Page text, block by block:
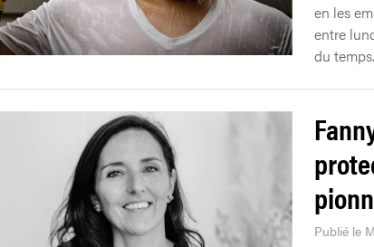
en les
entre
du temps.
Publié le